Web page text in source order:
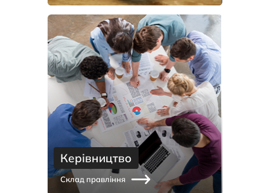
Керівництво
Склад правління